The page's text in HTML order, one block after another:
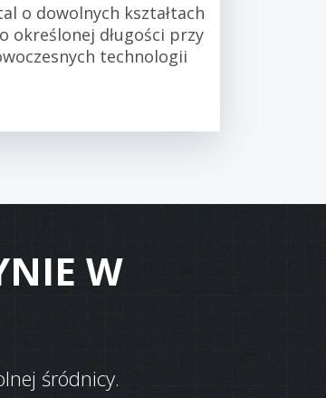
o dowolnych kształtach
określonej długości przy
technologii
W
śródnicy.